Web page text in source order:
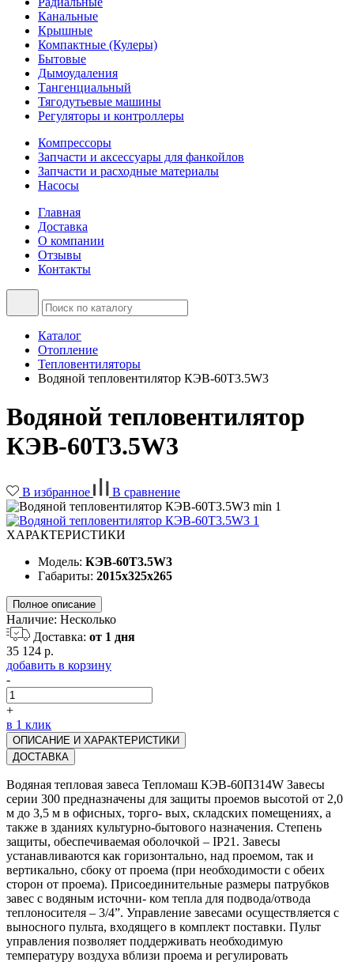
Канальные
Крышные
Компактные (Кулеры)
Бытовые
Дымоудаления
Тангенциальный
Тягодутьевые машины
Регуляторы и контроллеры
Компрессоры
Запчасти и аксессуары для фанкойлов
Запчасти и расходные материалы
Насосы
Главная
Доставка
О компании
Отзывы
Контакты
Каталог
Отопление
Тепловентиляторы
Водяной тепловентилятор КЭВ-60T3.5W3
Водяной тепловентилятор
КЭВ-60T3.5W3
В избранное В сравнение
ХАРАКТЕРИСТИКИ
Модель: КЭВ-60T3.5W3
Габариты: 2015x325x265
Полное описание
Наличие: Несколько
Доставка: от 1 дня
35 124 р.
добавить в корзину
-
+
в 1 клик
ОПИСАНИЕ И ХАРАКТЕРИСТИКИ
ДОСТАВКА
Водяная тепловая завеса Тепломаш КЭВ-60П314W Завесы
серии 300 предназначены для защиты проемов высотой от 2,0
м до 3,5 м в офисных, торго- вых, складских помещениях, а
также в зданиях культурно-бытового назначения. Степень
защиты, обеспечиваемая оболочкой – IP21. Завесы
устанавливаются как горизонтально, над проемом, так и
вертикально, сбоку от проема (при необходимости с обеих
сторон от проема). Присоединительные размеры патрубков
завес с водяным источни- ком тепла для подвода/отвода
теплоносителя – 3/4”. Управление завесами осуществляется с
выносного пульта, входящего в комплект поставки. Пульт
управления позволяет поддерживать необходимую
температуру воздуха вблизи проема и регулировать